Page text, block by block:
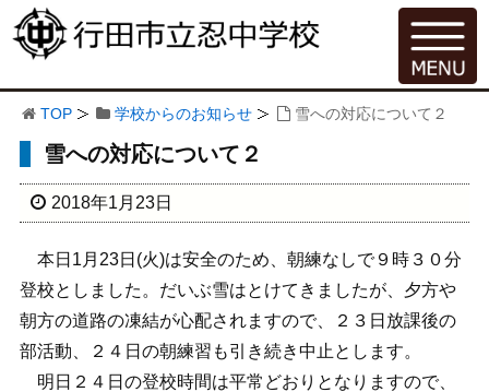
TOP 学校からのお知らせ 雪への対応について２
雪への対応について２
2018年1月23日
本日1月23日(火)は安全のため、朝練なしで９時３０分
登校としました。だいぶ雪はとけてきましたが、夕方や
朝方の道路の凍結が心配されますので、２３日放課後の
部活動、２４日の朝練習も引き続き中止とします。
明日２４日の登校時間は平常どおりとなりますので、